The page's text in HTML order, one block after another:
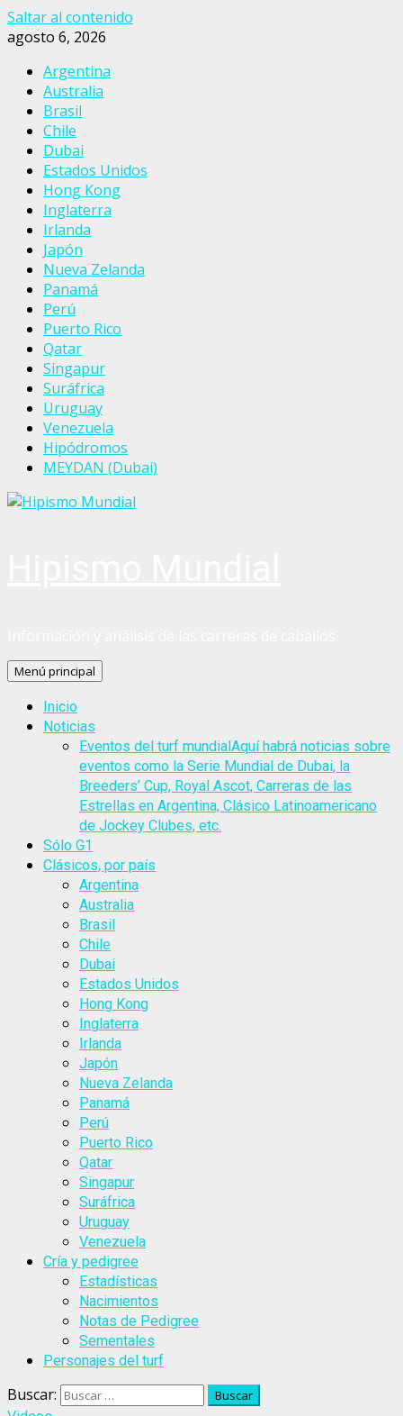
Saltar al contenido
agosto 6, 2026
Argentina
Australia
Brasil
Chile
Dubai
Estados Unidos
Hong Kong
Inglaterra
Irlanda
Japón
Nueva Zelanda
Panamá
Perú
Puerto Rico
Qatar
Singapur
Suráfrica
Uruguay
Venezuela
Hipódromos
MEYDAN (Dubai)
Menú principal
Inicio
Noticias
Eventos del turf mundialAquí habrá noticias sobre
eventos como la Serie Mundial de Dubai, la
Breeders’ Cup, Royal Ascot, Carreras de las
Estrellas en Argentina, Clásico Latinoamericano
de Jockey Clubes, etc.
Sólo G1
Clásicos, por país
Argentina
Australia
Brasil
Chile
Dubai
Estados Unidos
Hong Kong
Inglaterra
Irlanda
Japón
Nueva Zelanda
Panamá
Perú
Puerto Rico
Qatar
Singapur
Suráfrica
Uruguay
Venezuela
Cría y pedigree
Estadísticas
Nacimientos
Notas de Pedigree
Sementales
Personajes del turf
Buscar: